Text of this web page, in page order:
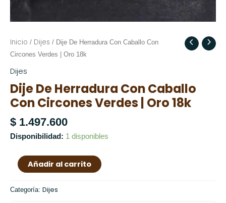
Inicio / Dijes / Dije De Herradura Con Caballo Con
Circones Verdes | Oro 18k
Dijes
Dije De Herradura Con Caballo
Con Circones Verdes | Oro 18k
$ 1.497.600
Disponibilidad: 1 disponibles
Dije
De
Herradura
Con
Caballo
Con
Verdes
|
18k
cantidad
Añadir al carrito
Categoría: Dijes